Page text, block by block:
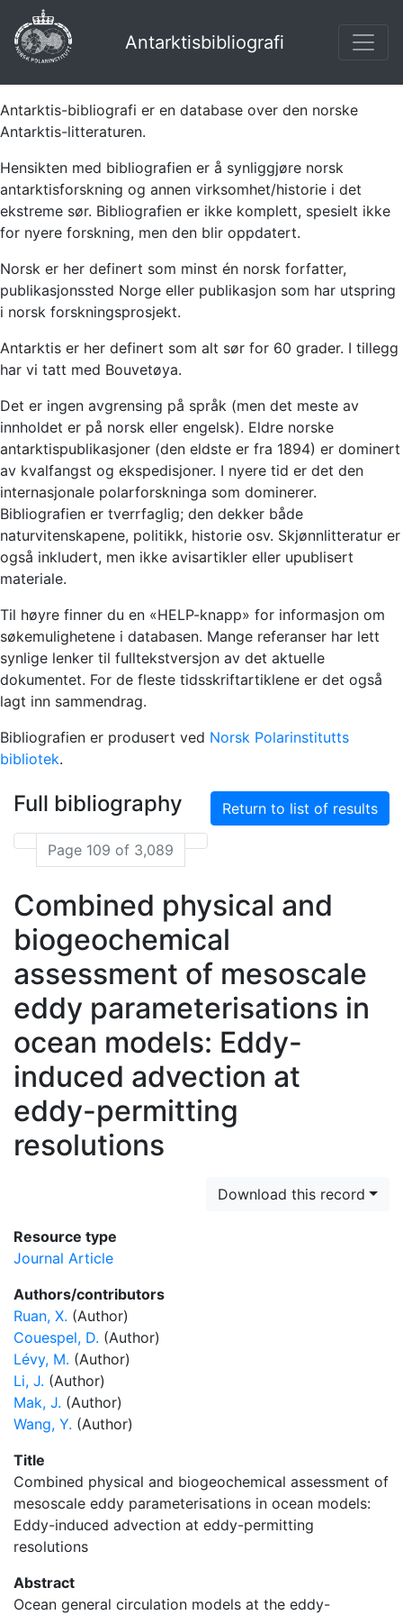
Antarktisbibliografi
Antarktis-bibliografi er en database over den norske
Antarktis-litteraturen.
Hensikten med bibliografien er å synliggjøre norsk
antarktisforskning og annen virksomhet/historie i det
ekstreme sør. Bibliografien er ikke komplett, spesielt ikke
for nyere forskning, men den blir oppdatert.
Norsk er her definert som minst én norsk forfatter,
publikasjonssted Norge eller publikasjon som har utspring
i norsk forskningsprosjekt.
Antarktis er her definert som alt sør for 60 grader. I tillegg
har vi tatt med Bouvetøya.
Det er ingen avgrensing på språk (men det meste av
innholdet er på norsk eller engelsk). Eldre norske
antarktispublikasjoner (den eldste er fra 1894) er dominert
av kvalfangst og ekspedisjoner. I nyere tid er det den
internasjonale polarforskninga som dominerer.
Bibliografien er tverrfaglig; den dekker både
naturvitenskapene, politikk, historie osv. Skjønnlitteratur er
også inkludert, men ikke avisartikler eller upublisert
materiale.
Til høyre finner du en «HELP-knapp» for informasjon om
søkemulighetene i databasen. Mange referanser har lett
synlige lenker til fulltekstversjon av det aktuelle
dokumentet. For de fleste tidsskriftartiklene er det også
lagt inn sammendrag.
Bibliografien er produsert ved Norsk Polarinstitutts
bibliotek.
Full bibliography Return to list of results
Page 109 of 3,089
Combined physical and
biogeochemical
assessment of mesoscale
eddy parameterisations in
ocean models: Eddy-
induced advection at
eddy-permitting
resolutions
Download this record
Resource type
Journal Article
Authors/contributors
Ruan, X. (Author)
Couespel, D. (Author)
Lévy, M. (Author)
Li, J. (Author)
Mak, J. (Author)
Wang, Y. (Author)
Title
Combined physical and biogeochemical assessment of
mesoscale eddy parameterisations in ocean models:
Eddy-induced advection at eddy-permitting
resolutions
Abstract
Ocean general circulation models at the eddy-